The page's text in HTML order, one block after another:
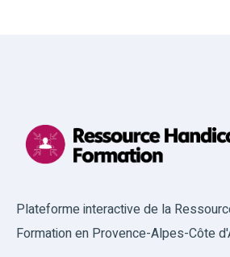
Plateforme interactive de la
Formation en Provence-Alpes-Côte